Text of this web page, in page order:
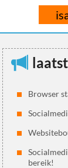
Browser
bereik!